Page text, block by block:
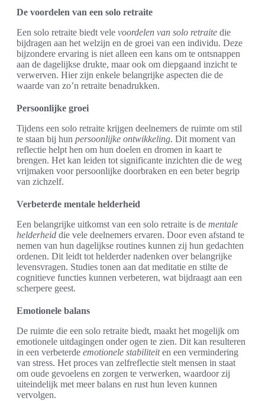
De voordelen van een solo retraite
Een solo retraite biedt vele voordelen van solo retraite die
bijdragen aan het welzijn en de groei van een individu. Deze
bijzondere ervaring is niet alleen een kans om te ontsnappen
aan de dagelijkse drukte, maar ook om diepgaand inzicht te
verwerven. Hier zijn enkele belangrijke aspecten die de
waarde van zo’n retraite benadrukken.
Persoonlijke groei
Tijdens een solo retraite krijgen deelnemers de ruimte om stil
te staan bij hun persoonlijke ontwikkeling. Dit moment van
reflectie helpt hen om hun doelen en dromen in kaart te
brengen. Het kan leiden tot significante inzichten die de weg
vrijmaken voor persoonlijke doorbraken en een beter begrip
van zichzelf.
Verbeterde mentale helderheid
Een belangrijke uitkomst van een solo retraite is de mentale
helderheid die vele deelnemers ervaren. Door even afstand te
nemen van hun dagelijkse routines kunnen zij hun gedachten
ordenen. Dit leidt tot helderder nadenken over belangrijke
levensvragen. Studies tonen aan dat meditatie en stilte de
cognitieve functies kunnen verbeteren, wat bijdraagt aan een
scherpere geest.
Emotionele balans
De ruimte die een solo retraite biedt, maakt het mogelijk om
emotionele uitdagingen onder ogen te zien. Dit kan resulteren
in een verbeterde emotionele stabiliteiten een vermindering
van stress. Het proces van zelfreflectie stelt mensen in staat
om oude gevoelens en zorgen te verwerken, waardoor zij
uiteindelijk met meer balans en rust hun leven kunnen
vervolgen.